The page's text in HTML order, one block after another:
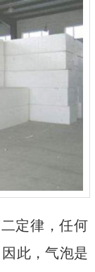
定律，任何
此，气泡是